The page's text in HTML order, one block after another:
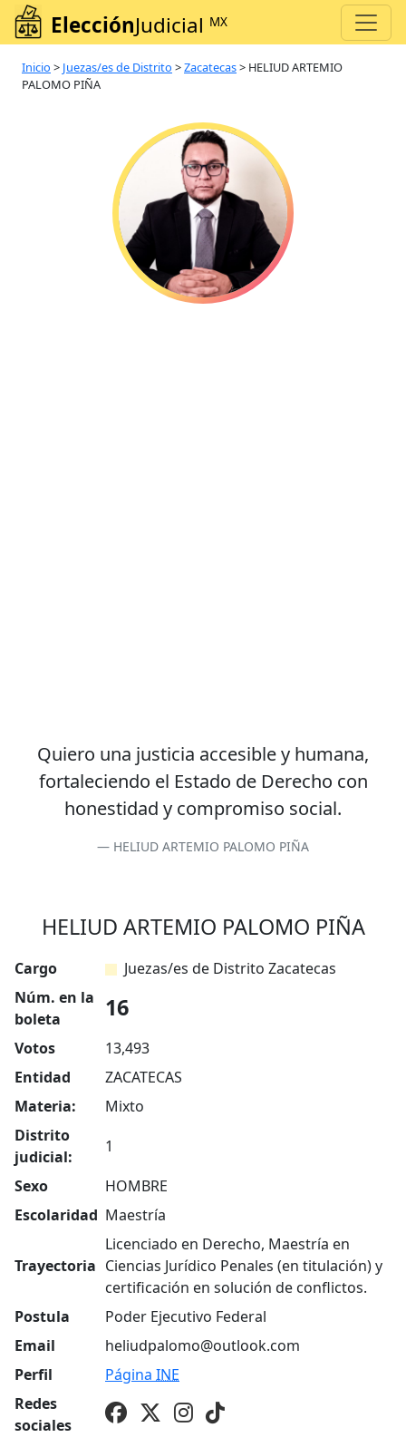
ElecciónJudicial MX
Inicio > Juezas/es de Distrito >Zacatecas> HELIUD ARTEMIO
PALOMO PIÑA
Quiero una justicia accesible y humana,
fortaleciendo el Estado de Derecho con
honestidad y compromiso social.
HELIUD ARTEMIO PALOMO PIÑA
HELIUD ARTEMIO PALOMO PIÑA
Cargo
Juezas/es de Distrito Zacatecas
Núm. en la
boleta
16
Votos
13,493
Entidad
ZACATECAS
Materia:
Mixto
Distrito
judicial:
1
Sexo
HOMBRE
Escolaridad Maestría
Trayectoria
Licenciado en Derecho, Maestría en
Ciencias Jurídico Penales (en titulación) y
certificación en solución de conflictos.
Postula
Poder Ejecutivo Federal
Email
heliudpalomo@outlook.com
Perfil
Página INE
Redes
sociales